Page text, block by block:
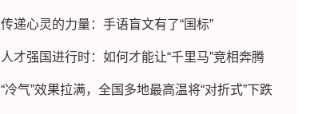
传递心灵的力量：手语盲文有了“国标”
人才强国进行时：如何才能让“千里马”竞相奔腾
“冷气”效果拉满，全国多地最高温将“对折式”下跌